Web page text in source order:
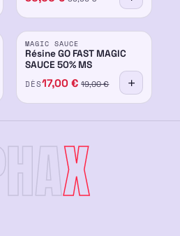
50%
PROMO
MAGIC SAUCE
Résine GO FAST MAGIC
SAUCE 50% MS
DÈS17,00€ 19,00€
X